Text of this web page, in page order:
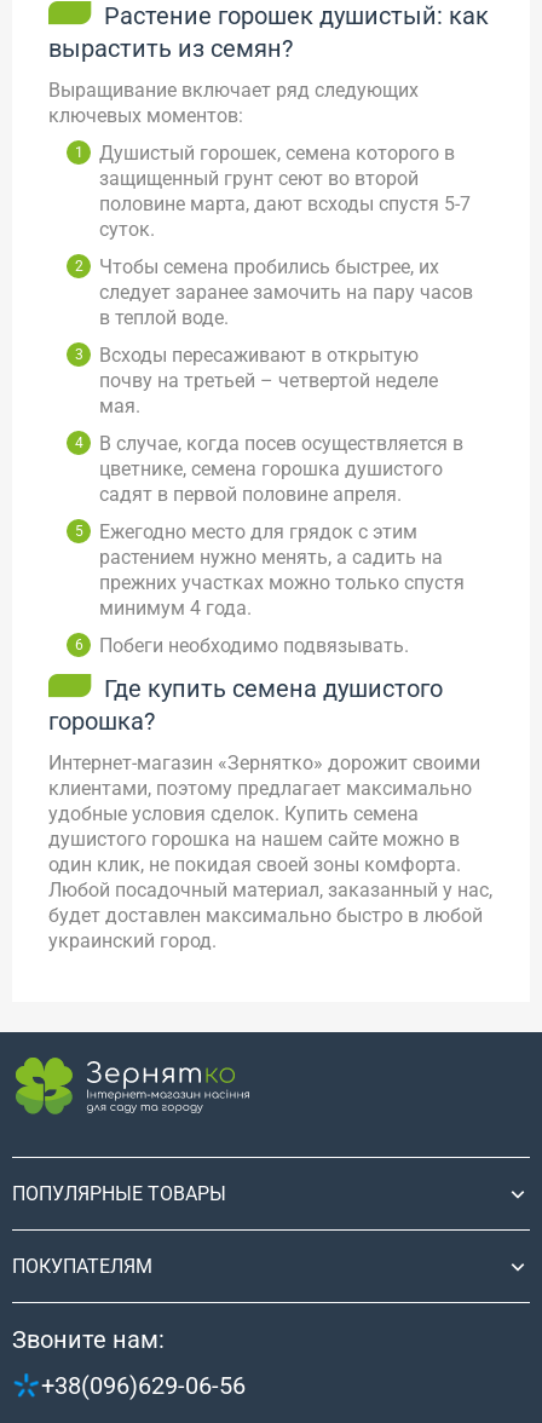
Растение горошек душистый: как
вырастить из семян?
Выращивание включает ряд следующих
ключевых моментов:
Душистый горошек, семена которого в
защищенный грунт сеют во второй
половине марта, дают всходы спустя 5-7
суток.
Чтобы семена пробились быстрее, их
следует заранее замочить на пару часов
в теплой воде.
Всходы пересаживают в открытую
почву на третьей – четвертой неделе
мая.
В случае, когда посев осуществляется в
цветнике, семена горошка душистого
садят в первой половине апреля.
Ежегодно место для грядок с этим
растением нужно менять, а садить на
прежних участках можно только спустя
минимум 4 года.
Побеги необходимо подвязывать.
Где купить семена душистого
горошка?
Интернет-магазин «Зернятко» дорожит своими
клиентами, поэтому предлагает максимально
удобные условия сделок. Купить семена
душистого горошка на нашем сайте можно в
один клик, не покидая своей зоны комфорта.
Любой посадочный материал, заказанный у нас,
будет доставлен максимально быстро в любой
украинский город.
ПОПУЛЯРНЫЕ ТОВАРЫ
ПОКУПАТЕЛЯМ
Звоните нам:
+38(096)629-06-56